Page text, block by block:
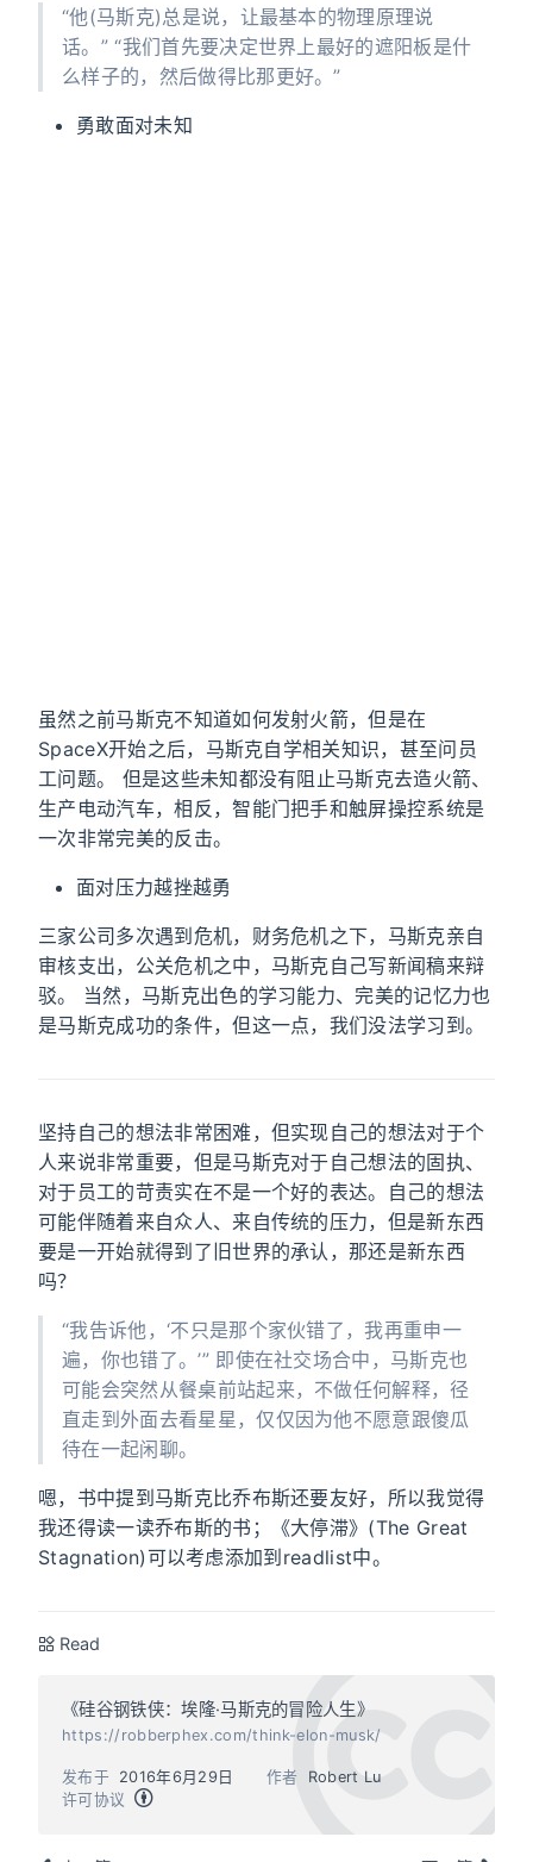
“他(马斯克)总是说，让最基本的物理原理说
话。” “我们首先要决定世界上最好的遮阳板是什
么样子的，然后做得比那更好。”
勇敢面对未知
虽然之前马斯克不知道如何发射火箭，但是在
SpaceX开始之后，马斯克自学相关知识，甚至问员
工问题。 但是这些未知都没有阻止马斯克去造火箭、
生产电动汽车，相反，智能门把手和触屏操控系统是
一次非常完美的反击。
面对压力越挫越勇
三家公司多次遇到危机，财务危机之下，马斯克亲自
审核支出，公关危机之中，马斯克自己写新闻稿来辩
驳。 当然，马斯克出色的学习能力、完美的记忆力也
是马斯克成功的条件，但这一点，我们没法学习到。
坚持自己的想法非常困难，但实现自己的想法对于个
人来说非常重要，但是马斯克对于自己想法的固执、
对于员工的苛责实在不是一个好的表达。自己的想法
可能伴随着来自众人、来自传统的压力，但是新东西
要是一开始就得到了旧世界的承认，那还是新东西
吗？
“我告诉他，‘不只是那个家伙错了，我再重申一
遍，你也错了。’” 即使在社交场合中，马斯克也
可能会突然从餐桌前站起来，不做任何解释，径
直走到外面去看星星，仅仅因为他不愿意跟傻瓜
待在一起闲聊。
嗯，书中提到马斯克比乔布斯还要友好，所以我觉得
我还得读一读乔布斯的书；《大停滞》(The Great
Stagnation)可以考虑添加到readlist中。
Read
《硅谷钢铁侠：埃隆·马斯克的冒险人生》
https://robberphex.com/think-elon-musk/
作者 Robert Lu
发布于
2016年6月29日
许可协议